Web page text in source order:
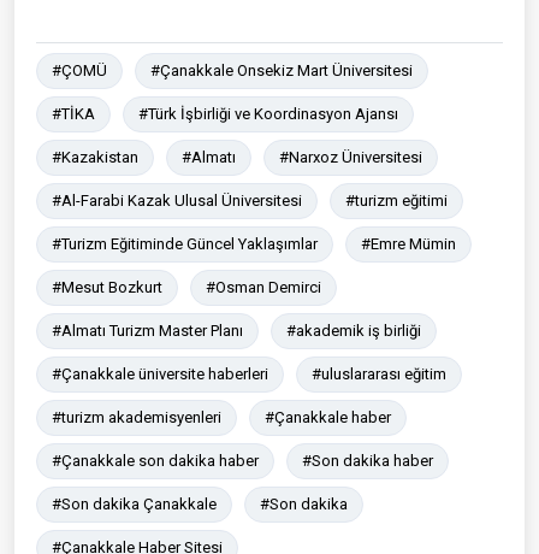
#ÇOMÜ #Çanakkale Onsekiz Mart Üniversitesi
#TİKA #Türk İşbirliği ve Koordinasyon Ajansı
#Kazakistan #Almatı #Narxoz Üniversitesi
#Al-Farabi Kazak Ulusal Üniversitesi #turizm eğitimi
#Turizm Eğitiminde Güncel Yaklaşımlar #Emre Mümin
#Mesut Bozkurt #Osman Demirci
#Almatı Turizm Master Planı #akademik iş birliği
#Çanakkale üniversite haberleri #uluslararası eğitim
#turizm akademisyenleri #Çanakkale haber
#Çanakkale son dakika haber #Son dakika haber
#Son dakika Çanakkale #Son dakika
#Çanakkale Haber Sitesi